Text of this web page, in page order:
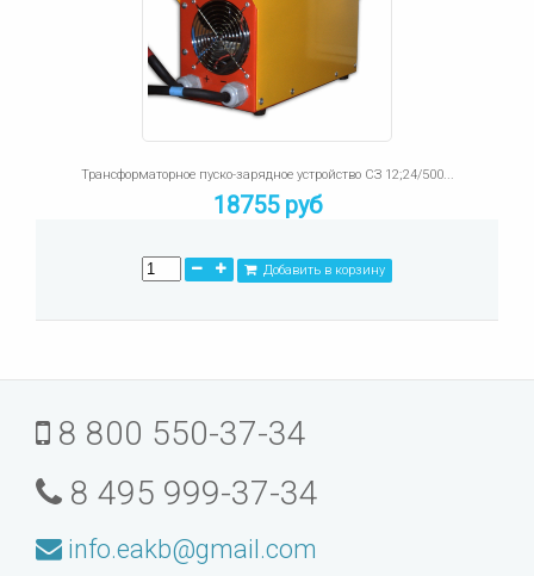
Трансформаторное пуско-зарядное устройство СЗ 12;24/500...
18755 руб
Добавить в корзину
8 800 550-37-34
8 495 999-37-34
info.eakb@gmail.com